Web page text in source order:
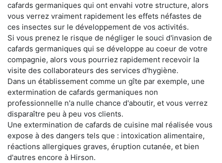
cafards germaniques qui ont envahi votre structure, alors
vous verrez vraiment rapidement les effets néfastes de
ces insectes sur le développement de vos activités.
Si vous prenez le risque de négliger le souci d'invasion de
cafards germaniques qui se développe au coeur de votre
compagnie, alors vous pourriez rapidement recevoir la
visite des collaborateurs des services d'hygiène.
Dans un établissement comme un gîte par exemple, une
extermination de cafards germaniques non
professionnelle n'a nulle chance d'aboutir, et vous verrez
disparaître peu à peu vos clients.
Une extermination de cafards de cuisine mal réalisée vous
expose à des dangers tels que : intoxication alimentaire,
réactions allergiques graves, éruption cutanée, et bien
d'autres encore à Hirson.